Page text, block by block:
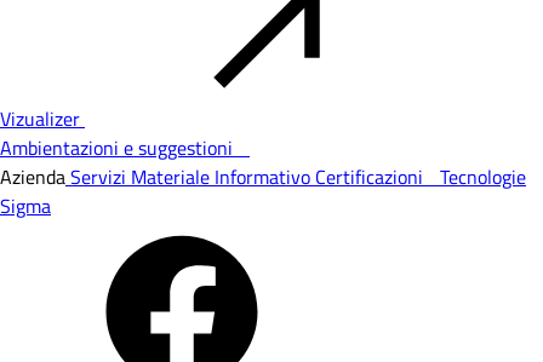
Vizualizer
Ambientazioni e suggestioni
AziendaServizi Materiale Informativo Certificazioni Tecnologie
Sigma